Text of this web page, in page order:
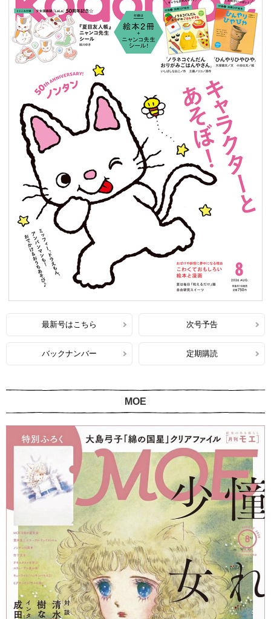
最新号はこちら 次号予告
バックナンバー 定期購読
MOE